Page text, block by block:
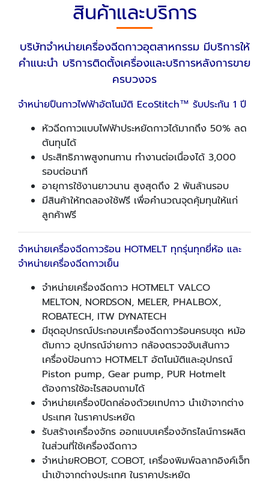
สินค้าและบริการ
บริษัทจำหน่ายเครื่องฉีดกาวอุตสาหกรรม มีบริการให้
คำแนะนำ บริการติดตั้งเครื่องและบริการหลังการขาย
ครบวงจร
จำหน่ายปืนกาวไฟฟ้าอัตโนมัติ EcoStitch™ รับประกัน 1 ปี
หัวฉีดกาวแบบไฟฟ้าประหยัดกาวได้มากถึง 50% ลด
ต้นทุนได้
ประสิทธิภาพสูงทนทาน ทำงานต่อเนื่องได้ 3,000
รอบต่อนาที
อายุการใช้งานยาวนาน สูงสุดถึง 2 พันล้านรอบ
มีสินค้าให้ทดลองใช้ฟรี เพื่อคำนวณจุดคุ้มทุนให้แก่
ลูกค้าฟรี
จำหน่ายเครื่องฉีดกาวร้อน HOTMELT ทุกรุ่นทุกยี่ห้อ และ
จำหน่ายเครื่องฉีดกาวเย็น
จำหน่ายเครื่องฉีดกาว HOTMELT VALCO
MELTON, NORDSON, MELER, PHALBOX,
ROBATECH, ITW DYNATECH
มีชุดอุปกรณ์ประกอบเครื่องฉีดกาวร้อนครบชุด หม้อ
ต้มกาว อุปกรณ์จ่ายกาว กล้องตรวจจับเส้นกาว
เครื่องป้อนกาว HOTMELT อัตโนมัติและอุปกรณ์
Piston pump, Gear pump, PUR Hotmelt
ต้องการใช้อะไรสอบถามได้
จำหน่ายเครื่องปิดกล่องด้วยเทปกาว นำเข้าจากต่าง
ประเทศ ในราคาประหยัด
รับสร้างเครื่องจักร ออกแบบเครื่องจักรไลน์การผลิต
ในส่วนที่ใช้เครื่องฉีดกาว
จำหน่ายROBOT, COBOT, เครื่องพิมพ์ฉลากอิงค์เจ็ท
นำเข้าจากต่างประเทศ ในราคาประหยัด